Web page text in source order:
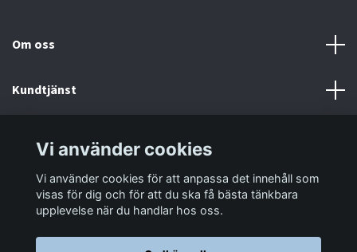
Om oss
Kundtjänst
Sociala medier
Vi använder cookies
Vi använder cookies för att anpassa det innehåll som
visas för dig och för att du ska få bästa tänkbara
upplevelse när du handlar hos oss.